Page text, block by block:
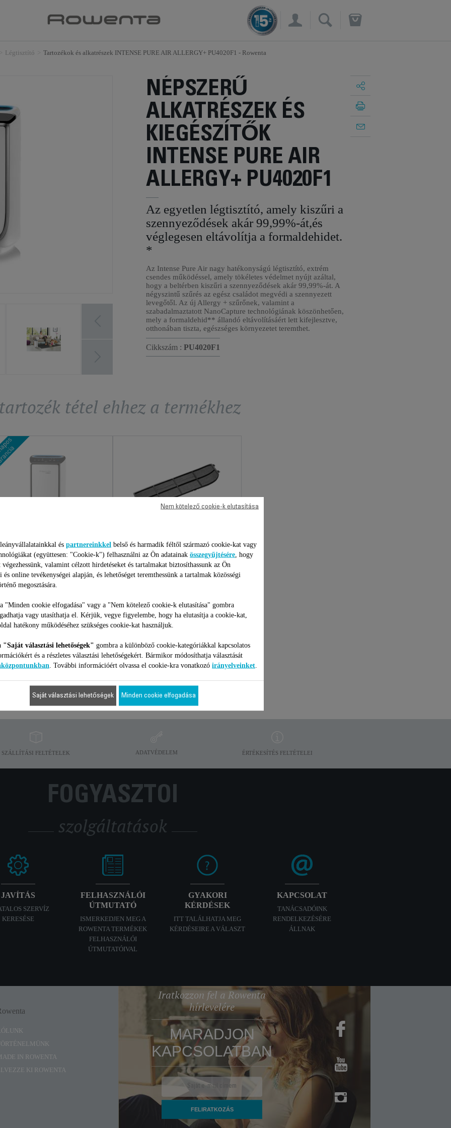
×
Légtisztító Tartozékok és alkatrészek INTENSE PURE AIR ALLERGY+ PU4020F1 - Rowenta
NÉPSZERŰ
ALKATRÉSZEK ÉS
KIEGÉSZÍTŐK
INTENSE PURE AIR
ALLERGY+ PU4020F1
Az egyetlen légtisztító, amely kiszűri a
szennyeződések akár 99,99%-át,és
véglegesen eltávolítja a formaldehidet.
*
Az Intense Pure Air nagy hatékonyságú légtisztító, extrém
csendes működéssel, amely tökéletes védelmet nyújt azáltal,
hogy a beltérben kiszűri a szennyeződések akár 99,99%-át. A
négyszintű szűrés az egész családot megvédi a szennyezett
levegőtől. Az új Allergy + szűrőnek, valamint a
szabadalmaztatott NanoCapture technológiának köszönhetően,
mely a formaldehid** állandó eltávolításáért lett kifejlesztve,
otthonában tiszta, egészséges környezetet teremthet.
Cikkszám : PU4020F1
tétel ehhez a termékhez
ROWENTA
JAVÍTÁSI
CSOMAG
Árajánlat, meglepetések nélkül
és 6 hónapos kiterjesztett
22 990 Ft
Kosárba
ELŐSZŰRŐ: RS-
PU000008
Első szűrési szint
2 120 Ft
Kosárba
SZÁLLÍTÁSI FELTÉTELEK ADATVÉDELEM ÉRTÉKESÍTÉS FELTÉTELEI
FOGYASZTÓI
szolgáltatások
JAVÍTÁS
SZERVÍZ
KERESÉSE
FELHASZNÁLÓI
ÚTMUTATÓ
ISMERKEDJEN MEG A
ROWENTA TERMÉKEK
FELHASZNÁLÓI
ÚTMUTATÓIVAL
GYAKORI
KÉRDÉSEK
ITT TALÁLHATJA MEG
KÉRDÉSEIRE A VÁLASZT
KAPCSOLAT
TANÁCSADÓINK
RENDELKEZÉSÉRE
ÁLLNAK
IN ROWENTA
KI ROWENTA
Iratkozzon fel a Rowenta
hírlevelére
MARADJON
KAPCSOLATBAN
és partnereinkkel belső és harmadik féltől származó cookie-kat vagy
(együttesen: "Cookie-k") felhasználni az Ön adatainak összegyűjtésére , hogy
végezhessünk, valamint célzott hirdetéseket és tartalmakat biztosíthassunk az Ön
és online tevékenységei alapján, és lehetőséget teremthessünk a tartalmak közösségi
megosztására.
"Minden cookie elfogadása" vagy a "Nem kötelező cookie-k elutasítása" gombra
vagy utasíthatja el. Kérjük, vegye figyelembe, hogy ha elutasítja a cookie-kat,
hatékony működéséhez szükséges cookie-kat használjuk.
"Saját választási lehetőségek" gombra a különböző cookie-kategóriákkal kapcsolatos
és a részletes választási lehetőségekért. Bármikor módosíthatja választását
. További információért olvassa el cookie-kra vonatkozó irányelveinket
Nem kötelező cookie-k elutasítása
Saját választási lehetőségek Minden cookie elfogadása